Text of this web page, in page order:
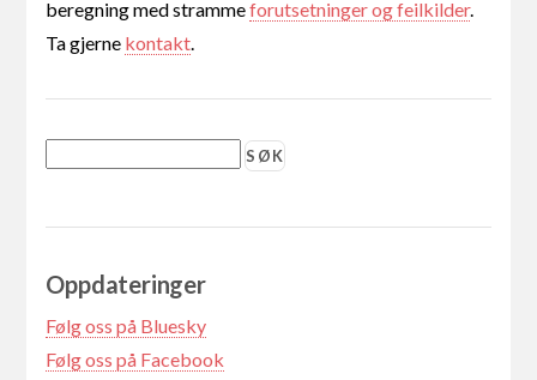
beregning med strammeforutsetninger og feilkilder.
Ta gjerne kontakt.
Oppdateringer
Følg oss på Bluesky
Følg oss på Facebook